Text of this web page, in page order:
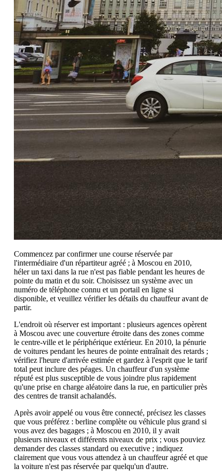
Commencez par confirmer une course réservée par
l'intermédiaire d'un répartiteur agréé ; à Moscou en 2010,
héler un taxi dans la rue n'est pas fiable pendant les heures de
pointe du matin et du soir. Choisissez un système avec un
numéro de téléphone connu et un portail en ligne si
disponible, et veuillez vérifier les détails du chauffeur avant de
partir.
L'endroit où réserver est important : plusieurs agences opèrent
à Moscou avec une couverture étroite dans des zones comme
le centre-ville et le périphérique extérieur. En 2010, la pénurie
de voitures pendant les heures de pointe entraînait des retards ;
vérifiez l'heure d'arrivée estimée et gardez à l'esprit que le tarif
total peut inclure des péages. Un chauffeur d'un système
réputé est plus susceptible de vous joindre plus rapidement
qu'une prise en charge aléatoire dans la rue, en particulier près
des centres de transit achalandés.
Après avoir appelé ou vous être connecté, précisez les classes
que vous préférez : berline complète ou véhicule plus grand si
vous avez des bagages ; à Moscou en 2010, il y avait
plusieurs niveaux et différents niveaux de prix ; vous pouviez
demander des classes standard ou executive ; indiquez
clairement que vous vous attendez à un chauffeur agréé et que
la voiture n'est pas réservée par quelqu'un d'autre.